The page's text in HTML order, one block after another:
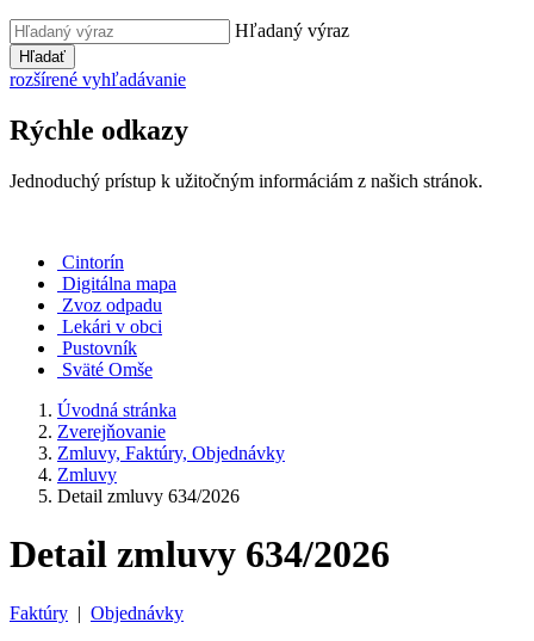
Hľadaný výraz
Hľadať
rozšírené vyhľadávanie
Rýchle odkazy
Jednoduchý prístup k užitočným informáciám z našich stránok.
Cintorín
Digitálna mapa
Zvoz odpadu
Lekári v obci
Pustovník
Sväté Omše
Úvodná stránka
Zverejňovanie
Zmluvy, Faktúry, Objednávky
Zmluvy
Detail zmluvy 634/2026
Detail zmluvy 634/2026
Faktúry | Objednávky